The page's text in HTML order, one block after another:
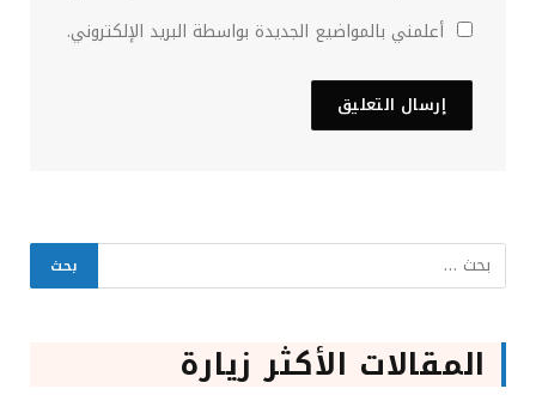
أعلمني بالمواضيع الجديدة بواسطة البريد الإلكتروني.
المقالات الأكثر زيارة